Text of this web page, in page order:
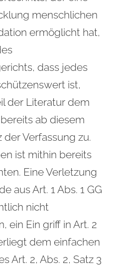
menschlichen
ermöglicht hat,
dass jedes
ist,
der Literatur dem
ab diesem
Verfassung zu.
ist mithin bereits
Eine Verletzung
aus Art. 1 Abs. 1 GG
nicht
ein Ein griff in Art. 2
dem einfachen
Art. 2, Abs. 2, Satz 3